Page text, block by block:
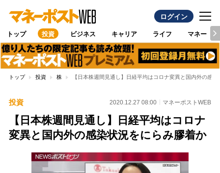
ログイン
トップ 投資 ビジネス キャリア ライフ マネー
トップ 投資 株 【日本株週間見通し】日経平均はコロナ変異と国内外の感
投資 2020.12.27 08:00 マネーポストWEB
【日本株週間見通し】日経平均はコロナ
変異と国内外の感染状況をにらみ膠着か